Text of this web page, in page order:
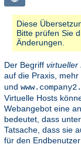
Diese
Bitte prüfen Sie
Änderungen.
Der Begriff virtueller
auf die Praxis, mehr
und
Virtuelle Hosts
Webangebot eine
bedeutet, dass
Tatsache, dass sie
für den